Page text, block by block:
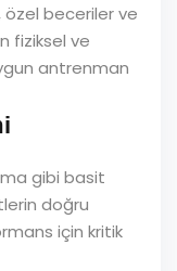
beceriler ve
fiziksel ve
antrenman
gibi basit
doğru
için kritik